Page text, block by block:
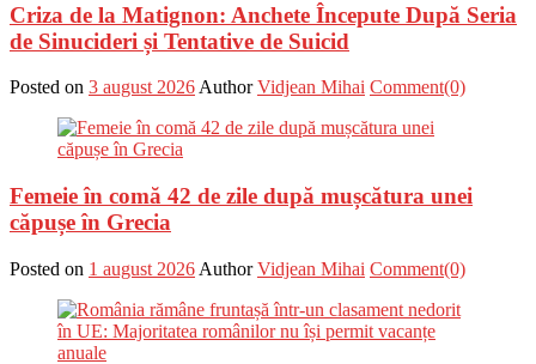
Criza de la Matignon: Anchete Începute După Seria
de Sinucideri și Tentative de Suicid
Posted on 3 august 2026Author Vidjean Mihai Comment(0)
Femeie în comă 42 de zile după mușcătura unei
căpușe în Grecia
Posted on 1 august 2026 Author Vidjean Mihai Comment(0)